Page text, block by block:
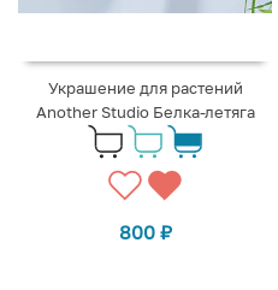
Украшение для растений
Another Studio Белка-летяга
800 ₽